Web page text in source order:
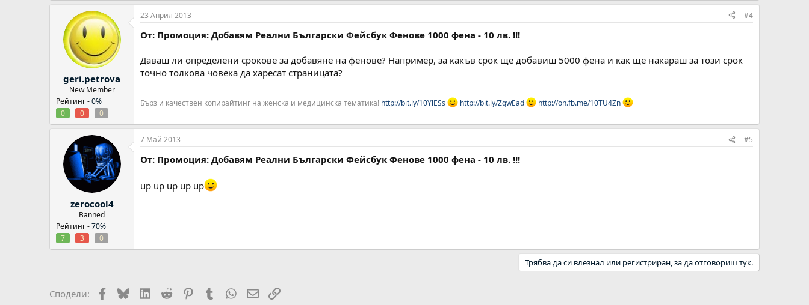
geri.petrova
New Member
Рейтинг -0%
0
0 0
23 Април 2013 #4
От: Промоция: Добавям Реални Български Фейсбук Фенове 1000 фена - 10 лв. !!!
Даваш ли определени срокове за добавяне на фенове? Например, за какъв срок ще добавиш 5000 фена и как ще накараш за този срок
точно толкова човека да харесат страницата?
Бърз и качествен копирайтинг на женска и медицинска тематика! http://bit.ly/10YlESs http://bit.ly/ZqwEad http://on.fb.me/10TU4Zn
zerocool4
Banned
Рейтинг -70%
7
3 0
7 Май 2013 #5
От: Промоция: Добавям Реални Български Фейсбук Фенове 1000 фена - 10 лв. !!!
up up up up up
Трябва да си влезнал или регистриран, за да отговориш тук.
Сподели: Facebook
BlueskyLinkedIn
Reddit PinterestTumblr WhatsApp
EmailLink